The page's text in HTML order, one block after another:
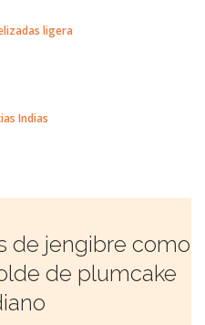
ligera
Indias
de jengibre como
de plumcake